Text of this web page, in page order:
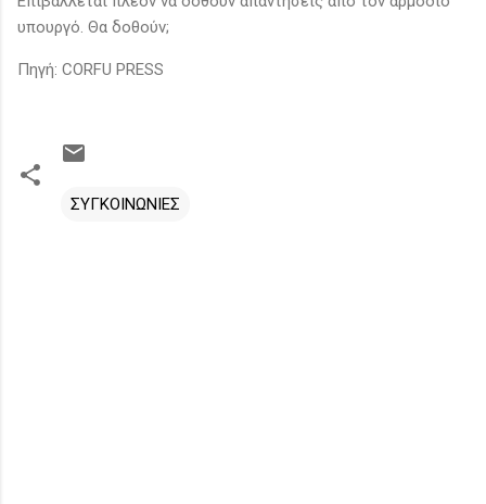
υπουργό. Θα δοθούν;
Πηγή: CORFU PRESS
ΣΥΓΚΟΙΝΩΝΙΕΣ